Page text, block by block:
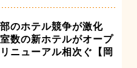
部のホテル競争が激化
数の新ホテルがオープ
ニューアル相次ぐ【岡